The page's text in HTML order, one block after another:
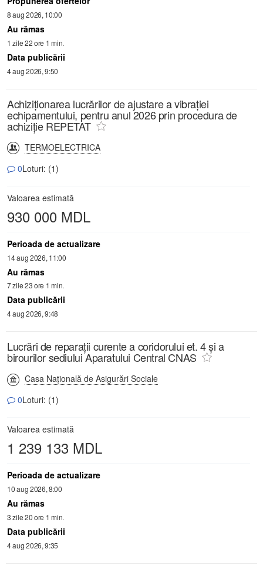
8 aug 2026, 10:00
Au rămas
1 zile 22 ore 1 min.
Data publicării
4 aug 2026, 9:50
Achiziționarea lucrărilor de ajustare a vibrației
echipamentului, pentru anul 2026 prin procedura de
achiziție REPETAT
TERMOELECTRICA
0Loturi: (1)
Valoarea estimată
930 000 MDL
Perioada de actualizare
14 aug 2026, 11:00
Au rămas
7 zile 23 ore 1 min.
Data publicării
4 aug 2026, 9:48
Lucrări de reparații curente a coridorului et. 4 și a
birourilor sediului Aparatului Central CNAS
Casa Națională de Asigurări Sociale
0Loturi: (1)
Valoarea estimată
1 239 133 MDL
Perioada de actualizare
10 aug 2026, 8:00
Au rămas
3 zile 20 ore 1 min.
Data publicării
4 aug 2026, 9:35